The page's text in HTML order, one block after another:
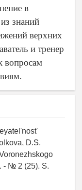
в
знаний
верхних
и тренер
вопросам
D.S.
- № 2 (25). S.